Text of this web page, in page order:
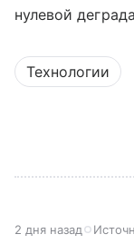
нулевой
Технологии
2 дня назад